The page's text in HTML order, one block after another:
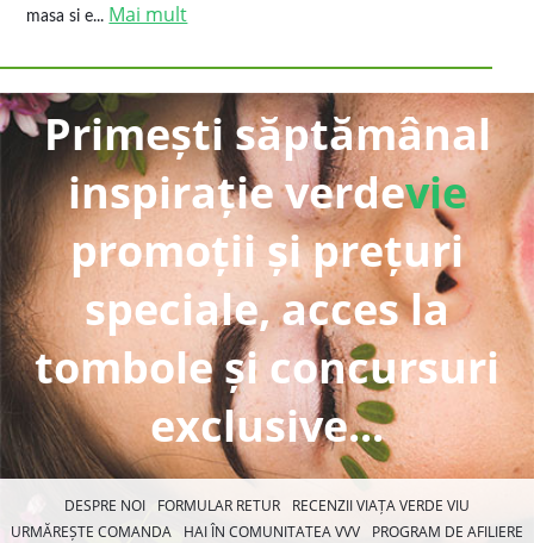
masa si e... Mai mult
Primești săptămânal
inspirație verdevie
promoții și prețuri
speciale, acces la
tombole și concursuri
exclusive...
DESPRE NOI FORMULAR RETUR
RECENZII VIAȚA VERDE VIU
URMĂREȘTE COMANDA
HAI ÎN COMUNITATEA VVV
PROGRAM DE AFILIERE